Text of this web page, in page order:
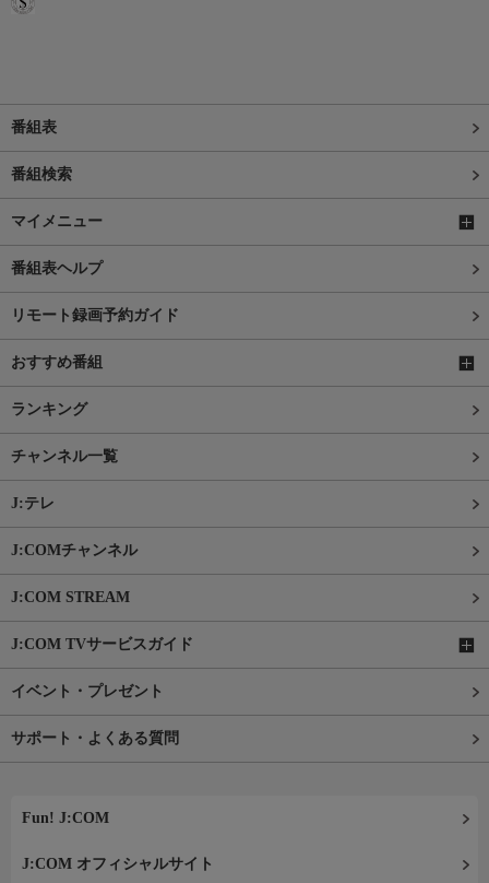
番組表
番組検索
マイメニュー
番組表ヘルプ
リモート録画予約ガイド
おすすめ番組
ランキング
チャンネル一覧
J:テレ
J:COMチャンネル
J:COM STREAM
J:COM TVサービスガイド
イベント・プレゼント
サポート・よくある質問
Fun! J:COM
J:COM オフィシャルサイト